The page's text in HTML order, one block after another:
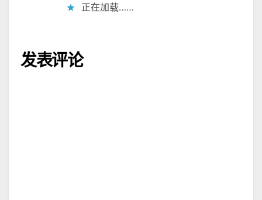
正在加载……
发表评论